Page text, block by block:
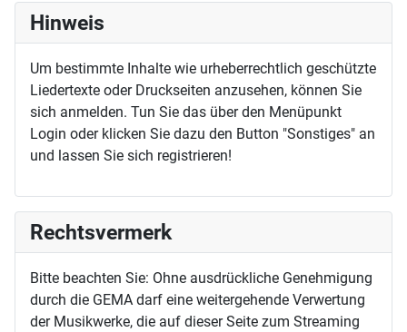
Hinweis
Um bestimmte Inhalte wie urheberrechtlich geschützte
Liedertexte oder Druckseiten anzusehen, können Sie
sich anmelden. Tun Sie das über den Menüpunkt
Login oder klicken Sie dazu den Button "Sonstiges" an
und lassen Sie sich registrieren!
Rechtsvermerk
Bitte beachten Sie: Ohne ausdrückliche Genehmigung
durch die GEMA darf eine weitergehende Verwertung
der Musikwerke, die auf dieser Seite zum Streaming